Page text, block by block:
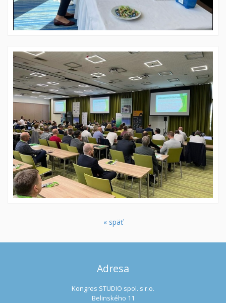
« späť
Adresa
Kongres STUDIO spol. s r.o.
Belinského 11